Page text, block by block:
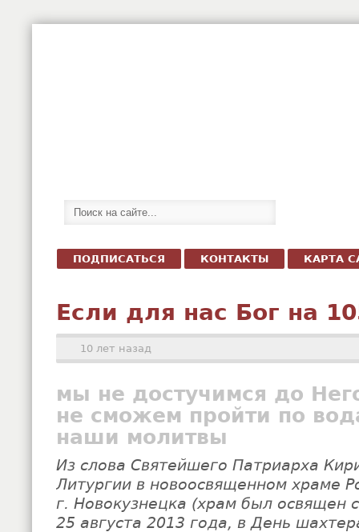
ПОДПИСАТЬСЯ КОНТАКТЫ КАРТА
Если для нас Бог на
10 лет назад
мы не достучимся до
не сможем пройти по
наши молитвы
Из слова Святейшего Патриарха
Литургии в новоосвященном храме
г. Новокузнецка (храм был освящен
25 августа 2013 года, в День